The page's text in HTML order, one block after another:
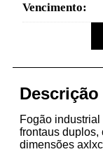
Vencimento:
Descrição
Fogão
frontaus duplos,
dimensões